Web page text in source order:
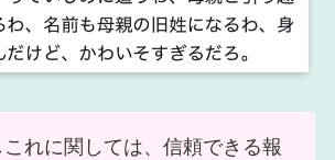
これに関しては、信頼できる報